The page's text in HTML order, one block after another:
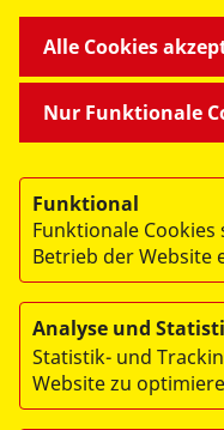
MITMACHEN &
BESONDERE
© 2026 ASB Dresden &
Impressum
Nur Funktionale
Alle Cookies
Funktional
Funktionale
Betrieb der Website
Analyse und
Statistik- und
Website zu